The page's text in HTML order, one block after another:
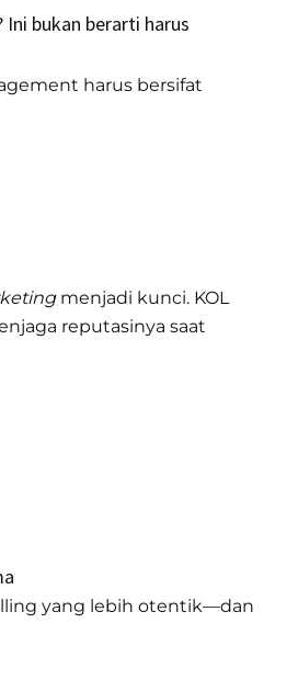
bukan berarti harus
harus bersifat
menjadi kunci. KOL
reputasinya saat
yang lebih otentik—dan